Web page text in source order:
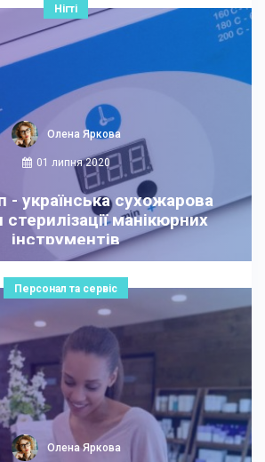
Нігті
Олена Яркова
01 липня 2020
- українська сухожарова
манікюрних
інструментів
Персонал та сервіс
Олена Яркова